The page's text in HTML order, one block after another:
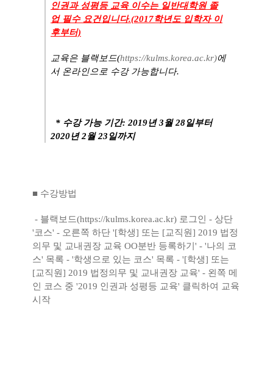
인권과 성평등 교육 이수는 일반대학원 졸
업 필수 요건입니다.(2017학년도 입학자 이
후부터)
교육은 ​ 블랙보드(https://kulms.korea.ac.kr)에
서 온라인으로 수강 가능합니다.
* 수강 가능 기간: 2019년3월28일부터
2020년2월23 일까지
■ 수강방법
- ​ 블랙보드(https://kulms.korea.ac.kr) 로그인 - 상단
'코스' - 오른쪽 하단 '[학생] 또는 [교직원] 2019 법정
의무 및 교내권장 교육 OO분반 등록하기 ' - '나의 코
스' 목록 - '학생으로 있는 코스' 목록 - '[학생] 또는
[교직원] 2019 법정의무 및 교내권장 교육' - 왼쪽 메
인 코스 중 '2019 인권과 성평등 교육' 클릭하여 교육
시작